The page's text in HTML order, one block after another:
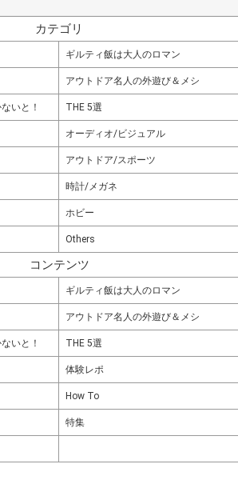
カテゴリ
ギルティ飯は大人のロマン
アウトドア名人の外遊び＆メシ
いと！ THE 5選
オーディオ/ビジュアル
アウトドア/スポーツ
時計/メガネ
ホビー
Others
コンテンツ
ギルティ飯は大人のロマン
アウトドア名人の外遊び＆メシ
いと！ THE 5選
体験レポ
How To
特集